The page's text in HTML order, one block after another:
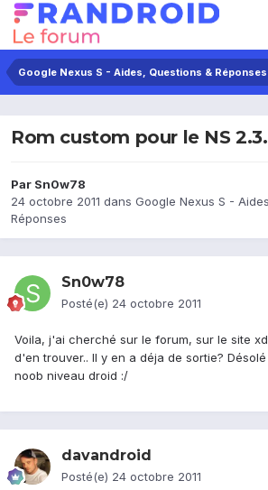
Google Nexus S - Aides, Questions & Réponses
Rom custom pour le NS
Par Sn0w78
24 octobre 2011 dans Google Nexus S -
Réponses
Sn0w78
Posté(e) 24 octobre 2011
Voila, j'ai cherché sur le forum, sur le site
d'en trouver.. Il y en a déja de sortie?
noob niveau droid :/
davandroid
Posté(e) 24 octobre 2011